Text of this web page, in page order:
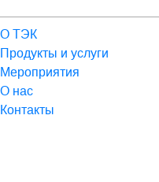
О ТЭК
Продукты и услуги
Мероприятия
О нас
Контакты